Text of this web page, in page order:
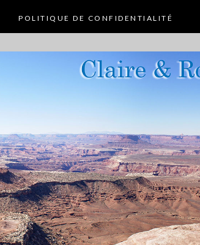
POLITIQUE DE CONFIDENTIALITÉ